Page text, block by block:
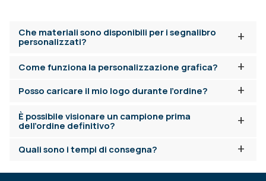
+
Che materiali sono disponibili per i segnalibro
personalizzati?
+
Come funziona la personalizzazione grafica?
+
Posso caricare il mio logo durante l’ordine?
+
È possibile visionare un campione prima
dell’ordine definitivo?
+
Quali sono i tempi di consegna?